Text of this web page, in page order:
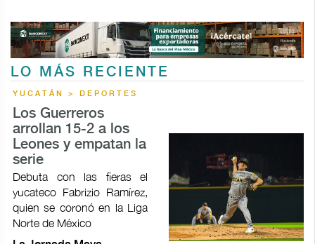
LO MÁS RECIENTE
YUCATÁN > DEPORTES
Los Guerreros
arrollan 15-2 a los
Leones y empatan la
serie
Debuta con las fieras el
yucateco Fabrizio Ramírez,
quien se coronó en la Liga
Norte de México